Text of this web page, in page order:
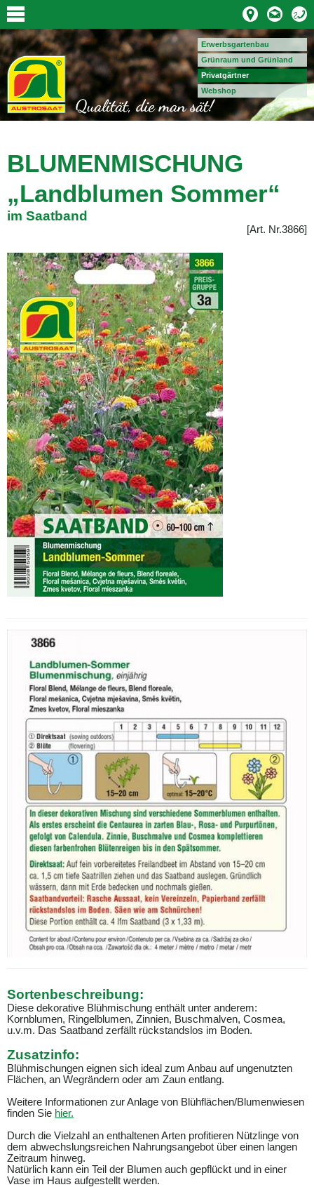
Erwerbsgartenbau
Grünraum und Grünland
Privatgärtner
Webshop
BLUMENMISCHUNG
„Landblumen Sommer“
im Saatband
[Art. Nr.3866]
Sortenbeschreibung:
Diese dekorative Blühmischung enthält unter anderem:
Kornblumen, Ringelblumen, Zinnien, Buschmalven, Cosmea,
u.v.m. Das Saatband zerfällt rückstandslos im Boden.
Zusatzinfo:
Blühmischungen eignen sich ideal zum Anbau auf ungenutzten
Flächen, an Wegrändern oder am Zaun entlang.
Weitere Informationen zur Anlage von Blühflächen/Blumenwiesen
finden Sie hier.
Durch die Vielzahl an enthaltenen Arten profitieren Nützlinge von
dem abwechslungsreichen Nahrungsangebot über einen langen
Zeitraum hinweg.
Natürlich kann ein Teil der Blumen auch gepflückt und in einer
Vase im Haus aufgestellt werden.